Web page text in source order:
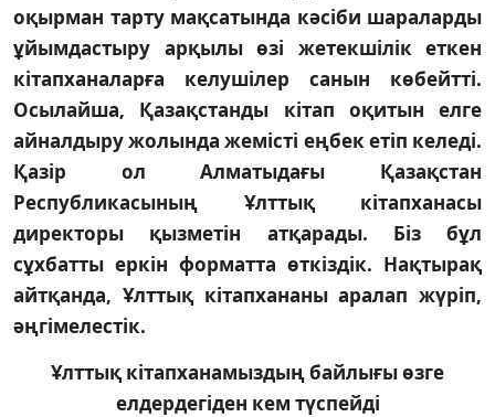
оқырман тарту мақсатында кәсіби шараларды
ұйымдастыру арқылы өзі жетекшілік еткен
кітапханаларға келушілер санын көбейтті.
Осылайша, Қазақстанды кітап оқитын елге
айналдыру жолында жемісті еңбек етіп келеді.
Қазір ол Алматыдағы Қазақстан
Республикасының Ұлттық кітапханасы
директоры қызметін атқарады. Біз бұл
сұхбатты еркін форматта өткіздік. Нақтырақ
айтқанда, Ұлттық кітапхананы аралап жүріп,
әңгімелестік.
Ұлттық кітапханамыздың байлығы өзге
елдердегіден кем түспейді